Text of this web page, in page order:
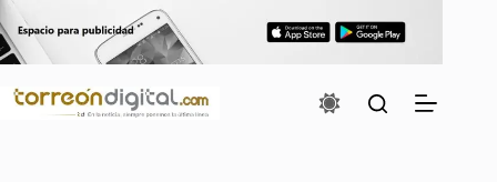
al
contenido